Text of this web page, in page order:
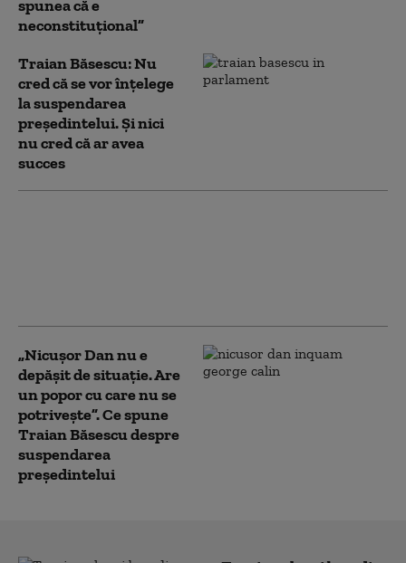
spunea că e
neconstituţional”
Traian Băsescu: Nu
cred că se vor înţelege
la suspendarea
preşedintelui. Şi nici
nu cred că ar avea
succes
„Nicușor Dan nu e
depășit de situație. Are
un popor cu care nu se
potrivește”. Ce spune
Traian Băsescu despre
suspendarea
președintelui